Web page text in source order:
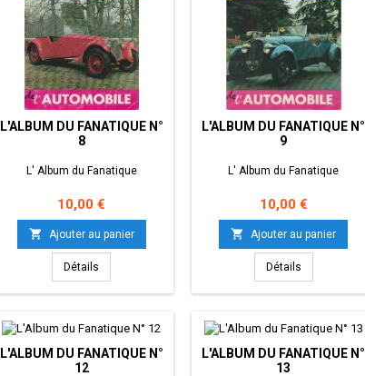
L'ALBUM DU FANATIQUE N°
8
L' Album du Fanatique
Prix
10,00 €
 Ajouter au panier
Détails
L'ALBUM DU FANATIQUE N°
9
L' Album du Fanatique
Prix
10,00 €
 Ajouter au panier
Détails
L'ALBUM DU FANATIQUE N°
12
L'ALBUM DU FANATIQUE N°
13